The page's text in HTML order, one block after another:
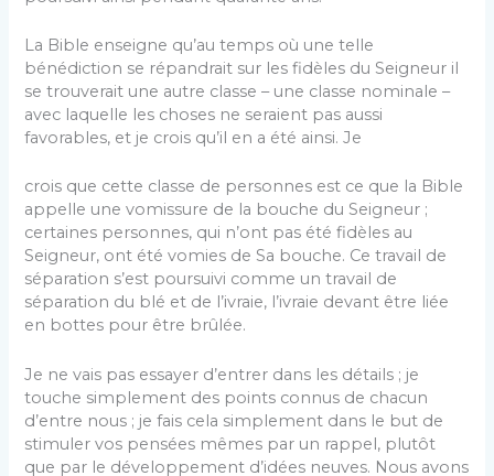
La Bible enseigne qu’au temps où une telle
bénédiction se répandrait sur les fidèles du Seigneur il
se trouverait une autre classe – une classe nominale –
avec laquelle les choses ne seraient pas aussi
favorables, et je crois qu’il en a été ainsi. Je
crois que cette classe de personnes est ce que la Bible
appelle une vomissure de la bouche du Seigneur ;
certaines personnes, qui n’ont pas été fidèles au
Seigneur, ont été vomies de Sa bouche. Ce travail de
séparation s’est poursuivi comme un travail de
séparation du blé et de l’ivraie, l’ivraie devant être liée
en bottes pour être brûlée.
Je ne vais pas essayer d’entrer dans les détails ; je
touche simplement des points connus de chacun
d’entre nous ; je fais cela simplement dans le but de
stimuler vos pensées mêmes par un rappel, plutôt
que par le développement d’idées neuves. Nous avons